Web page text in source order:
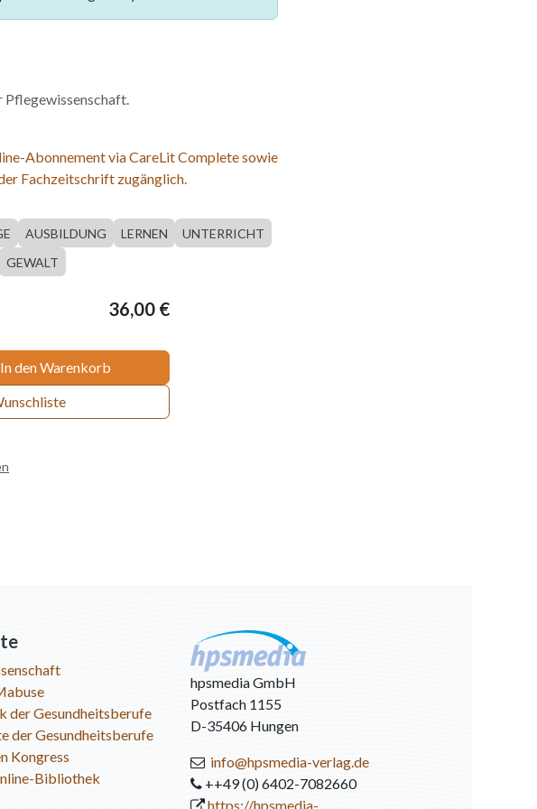
Pflegewissenschaft.
Abonnement via CareLit Complete sowie
Fachzeitschrift zugänglich.
AUSBILDUNG LERNEN
UNTERRICHT
GEWALT
In den Warenkorb
36,00€
der Gesundheitsberufe
der Gesundheitsberufe
Kongress
Bibliothek
hpsmedia GmbH
Postfach 1155
D-35406 Hungen
info@hpsmedia-verlag.de
++49 (0) 6402-7082660
https://hpsmedia-